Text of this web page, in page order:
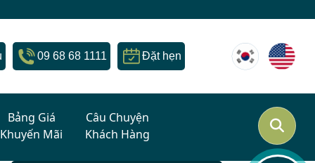
09 68 68 1111 Đặt hẹn
Bảng Giá
Khuyến Mãi
Câu Chuyện
Khách Hàng